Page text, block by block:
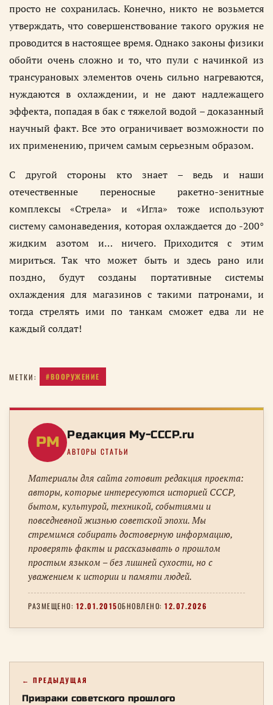
просто не сохранилась. Конечно, никто не возьмется
утверждать, что совершенствование такого оружия не
проводится в настоящее время. Однако законы физики
обойти очень сложно и то, что пули с начинкой из
трансурановых элементов очень сильно нагреваются,
нуждаются в охлаждении, и не дают надлежащего
эффекта, попадая в бак с тяжелой водой – доказанный
научный факт. Все это ограничивает возможности по
их применению, причем самым серьезным образом.
С другой стороны кто знает – ведь и наши
отечественные переносные ракетно-зенитные
комплексы «Стрела» и «Игла» тоже используют
систему самонаведения, которая охлаждается до -200°
жидким азотом и… ничего. Приходится с этим
мириться. Так что может быть и здесь рано или
поздно, будут созданы портативные системы
охлаждения для магазинов с такими патронами, и
тогда стрелять ими по танкам сможет едва ли не
каждый солдат!
МЕТКИ: #ВООРУЖЕНИЕ
РM Редакция My-CCCP.ru
АВТОРЫ СТАТЬИ
Материалы для сайта готовит редакция проекта:
авторы, которые интересуются историей СССР,
бытом, культурой, техникой, событиями и
повседневной жизнью советской эпохи. Мы
стремимся собирать достоверную информацию,
проверять факты и рассказывать о прошлом
простым языком – без лишней сухости, но с
уважением к истории и памяти людей.
РАЗМЕЩЕНО: 12.01.2015ОБНОВЛЕНО: 12.07.2026
← ПРЕДЫДУЩАЯ
Призраки советского прошлого